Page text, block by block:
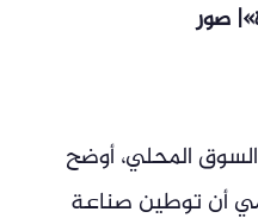
المحلي، أوضح
أن توطين صناعة